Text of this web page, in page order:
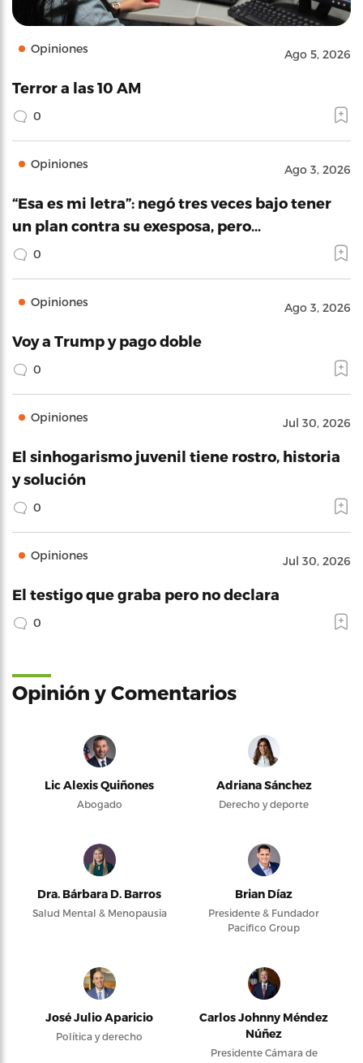
Opiniones Ago 5, 2026
Terror a las 10 AM
0
Opiniones Ago 3, 2026
“Esa es mi letra”: negó tres veces bajo tener
un plan contra su exesposa, pero…
0
Opiniones Ago 3, 2026
Voy a Trump y pago doble
0
Opiniones Jul 30, 2026
El sinhogarismo juvenil tiene rostro, historia
y solución
0
Opiniones Jul 30, 2026
El testigo que graba pero no declara
0
Opinión y Comentarios
Lic Alexis Quiñones
Abogado
Adriana Sánchez
Derecho y deporte
Dra. Bárbara D. Barros
Salud Mental & Menopausia
Brian Díaz
Presidente & Fundador
Pacifico Group
José Julio Aparicio
Política y derecho
Carlos Johnny Méndez
Núñez
Presidente Cámara de